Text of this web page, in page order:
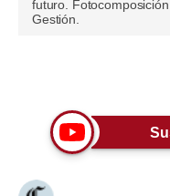
Moda
EEUU
México
futuro.
Gestión.